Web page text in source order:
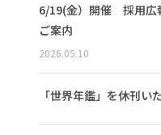
6/19(金）開催 採用広
ご案内
2026.05.10
「世界年鑑」を休刊い